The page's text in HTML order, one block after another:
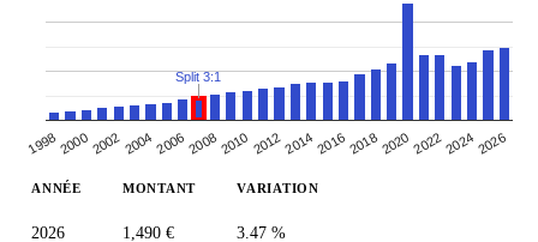
1998200020022004200620082010 20122014201620182020202220242026
Split 3:1
ANNÉE MONTANT VARIATION
2026 1,490 € 3.47 %